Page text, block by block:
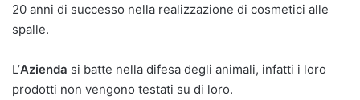
20 anni di successo nella realizzazione di cosmetici alle
spalle.
L’Azienda si batte nella difesa degli animali, infatti i loro
prodotti non vengono testati su di loro.